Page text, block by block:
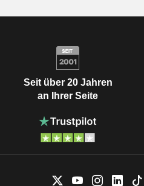
Seit über 20 Jahren
an Ihrer Seite